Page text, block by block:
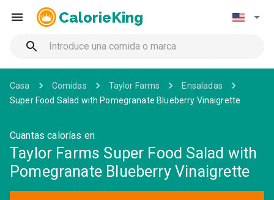
CalorieKing
Casa Comidas Taylor Farms
Ensaladas
Super Food Salad with Pomegranate Blueberry Vinaigrette
Cuantas calorías en
Taylor Farms Super Food Salad with
Pomegranate Blueberry Vinaigrette